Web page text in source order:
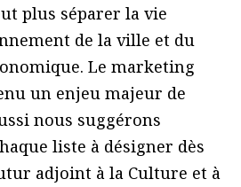
plus séparer la vie
de la ville et du
Le marketing
un enjeu majeur de
nous suggérons
liste à désigner dès
adjoint à la Culture et à